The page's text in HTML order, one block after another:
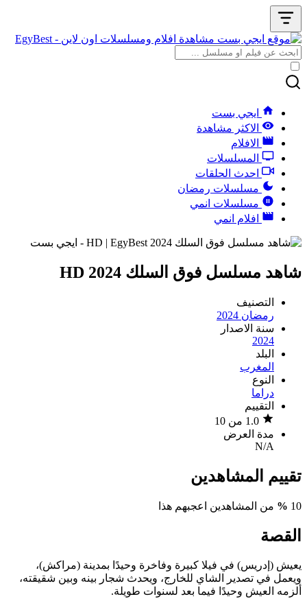
ايجي بست
الاكثر مشاهدة
الافلام
المسلسلات
احدث الحلقات
مسلسلات رمضان
مسلسلات انمي
افلام انمي
شاهد مسلسل فوق السلك 2024 HD
التصنيف
رمضان 2024
سنة الاصدار
2024
البلد
المغرب
النوع
دراما
التقييم
مدة العرض
N/A
تقييم المشاهدين
10
% من المشاهدين اعجبهم هذا
القصة
يعيش (إدريس) في فيلا كبيرة وفاخرة وحيدًا بمدينة (مراكش)،
ويعمل في تصدير الشاي للخارج، ويحدث شجار بينه وبين شقيقته،
ألزمه العيش وحيدًا فيما بعد لسنوات طويلة.